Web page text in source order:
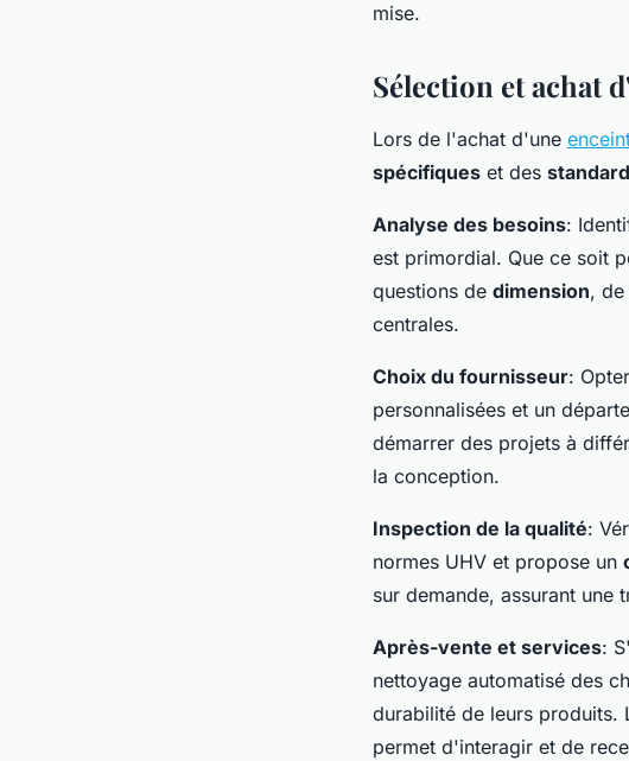
mise.
Sélection et achat
Lors de l'achat d'une
spécifiques et des
Analyse des besoins:
est primordial. Que ce soit
questions de dimension, de
centrales.
Choix du fournisseur:
personnalisées et un
démarrer des projets à
la conception.
Inspection de la qualité:
normes UHV et propose un
sur demande, assurant une
Après-vente et services:
nettoyage automatisé des
durabilité de leurs produits.
permet d'interagir et de